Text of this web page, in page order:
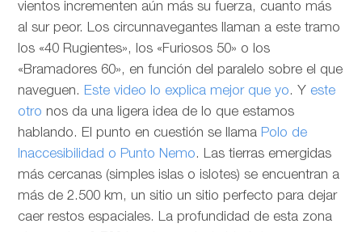
vientos incrementen aún más su fuerza, cuanto más
al sur peor. Los circunnavegantes llaman a este tramo
los «40 Rugientes», los «Furiosos 50» o los
«Bramadores 60», en función del paralelo sobre el que
naveguen. Este video lo explica mejor que yo. Y este
otro nos da una ligera idea de lo que estamos
hablando. El punto en cuestión se llama Polo de
Inaccesibilidad o Punto Nemo. Las tierras emergidas
más cercanas (simples islas o islotes) se encuentran a
más de 2.500 km, un sitio un sitio perfecto para dejar
caer restos espaciales. La profundidad de esta zona